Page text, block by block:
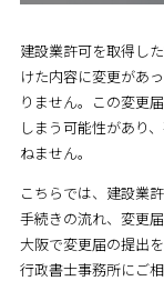
建設業許可を取得し
けた内容に変更があ
りません。この変更
しまう可能性があり
ねません。
こちらでは、建設業
手続きの流れ、変更
大阪で変更届の提出
行政書士事務所にご相